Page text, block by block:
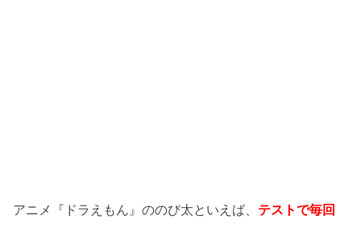
アニメ『ドラえもん』ののび太といえば、 テストで毎回